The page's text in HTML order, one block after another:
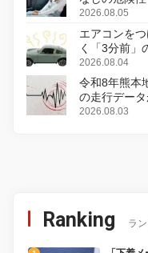
2026.08.05
エアコンを
く「3分前」
2026.08.04
令和8年熊本
の走行デー
2026.08.03
Ranking ラ